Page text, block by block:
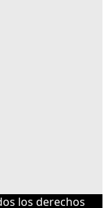
los derechos